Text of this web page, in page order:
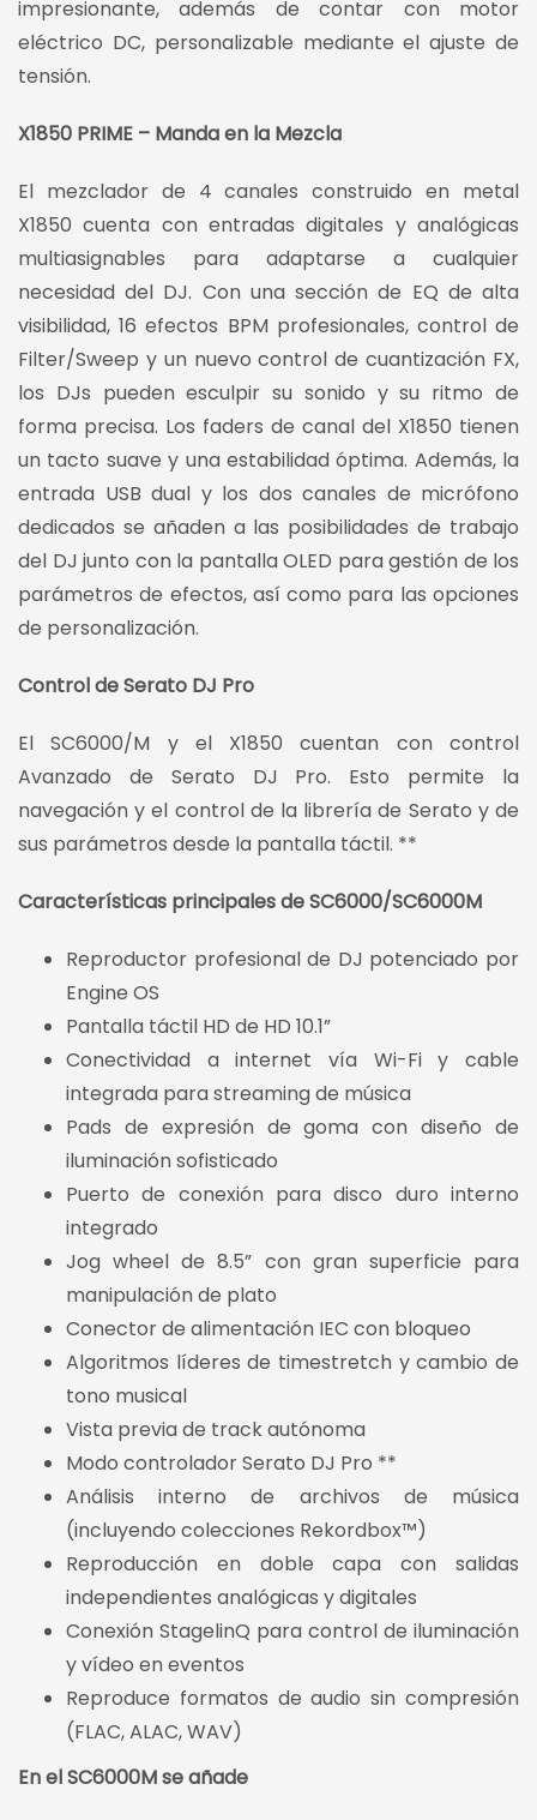
impresionante, además de contar con motor
eléctrico DC, personalizable mediante el ajuste de
tensión.
X1850 PRIME – Manda en la Mezcla
El mezclador de 4 canales construido en metal
X1850 cuenta con entradas digitales y analógicas
multiasignables para adaptarse a cualquier
necesidad del DJ. Con una sección de EQ de alta
visibilidad, 16 efectos BPM profesionales, control de
Filter/Sweep y un nuevo control de cuantización FX,
los DJs pueden esculpir su sonido y su ritmo de
forma precisa. Los faders de canal del X1850 tienen
un tacto suave y una estabilidad óptima. Además, la
entrada USB dual y los dos canales de micrófono
dedicados se añaden a las posibilidades de trabajo
del DJ junto con la pantalla OLED para gestión de los
parámetros de efectos, así como para las opciones
de personalización.
Control de Serato DJ Pro
El SC6000/M y el X1850 cuentan con control
Avanzado de Serato DJ Pro. Esto permite la
navegación y el control de la librería de Serato y de
sus parámetros desde la pantalla táctil. **
Características principales de SC6000/SC6000M
Reproductor profesional de DJ potenciado por
Engine OS
Pantalla táctil HD de HD 10.1”
Conectividad a internet vía Wi-Fi y cable
integrada para streaming de música
Pads de expresión de goma con diseño de
iluminación sofisticado
Puerto de conexión para disco duro interno
integrado
Jog wheel de 8.5” con gran superficie para
manipulación de plato
Conector de alimentación IEC con bloqueo
Algoritmos líderes de timestretch y cambio de
tono musical
Vista previa de track autónoma
Modo controlador Serato DJ Pro **
Análisis interno de archivos de música
(incluyendo colecciones Rekordbox™)
Reproducción en doble capa con salidas
independientes analógicas y digitales
Conexión StagelinQ para control de iluminación
y vídeo en eventos
Reproduce formatos de audio sin compresión
(FLAC, ALAC, WAV)
En el SC6000M se añade